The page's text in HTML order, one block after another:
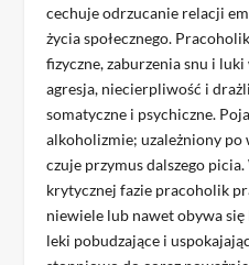
cechuje odrzucanie relacji
życia społecznego.
fizyczne, zaburzenia snu i
agresja, niecierpliwość i
somatyczne i psychiczne.
alkoholizmie; uzależniony po
czuje przymus dalszego
krytycznej fazie pracoholik
niewiele lub nawet obywa
leki pobudzające i